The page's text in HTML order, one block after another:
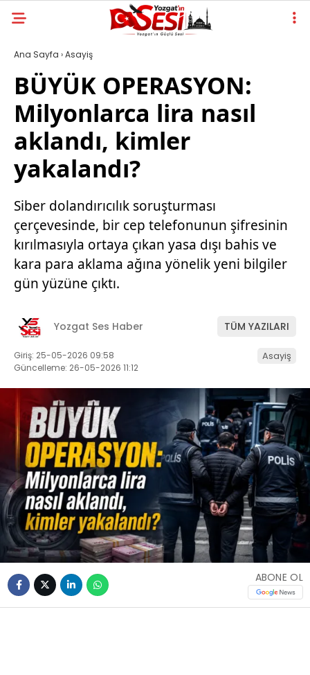
Ana Sayfa ›Asayiş
BÜYÜK OPERASYON:
Milyonlarca lira nasıl
aklandı, kimler
yakalandı?
Siber dolandırıcılık soruşturması
çerçevesinde, bir cep telefonunun şifresinin
kırılmasıyla ortaya çıkan yasa dışı bahis ve
kara para aklama ağına yönelik yeni bilgiler
gün yüzüne çıktı.
Yozgat Ses Haber TÜM YAZILARI
Giriş: 25-05-2026 09:58
Güncelleme: 26-05-2026 11:12
Asayiş
ABONE OL